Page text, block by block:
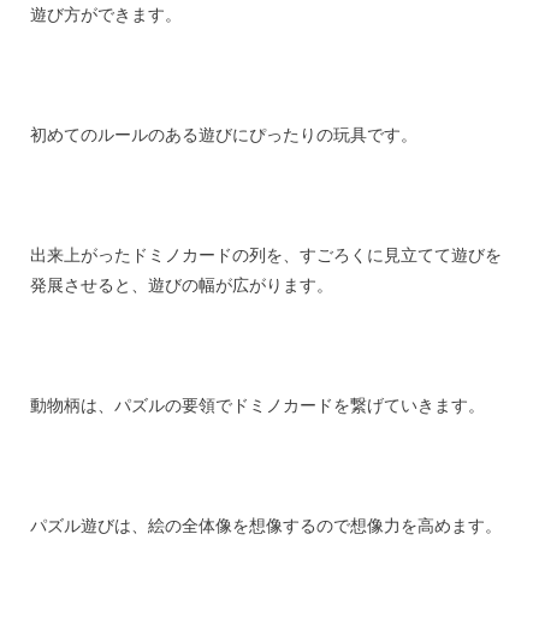
遊び方ができます。
初めてのルールのある遊びにぴったりの玩具です。
出来上がったドミノカードの列を、すごろくに見立てて遊びを
発展させると、遊びの幅が広がります。
動物柄は、パズルの要領でドミノカードを繋げていきます。
パズル遊びは、絵の全体像を想像するので想像力を高めます。